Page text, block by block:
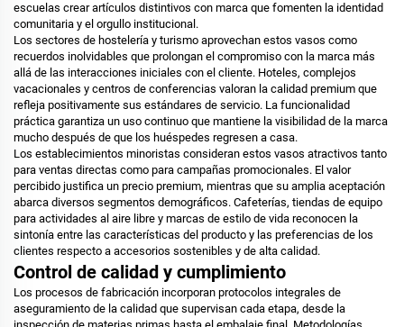
escuelas crear artículos distintivos con marca que fomenten la identidad
comunitaria y el orgullo institucional.
Los sectores de hostelería y turismo aprovechan estos vasos como
recuerdos inolvidables que prolongan el compromiso con la marca más
allá de las interacciones iniciales con el cliente. Hoteles, complejos
vacacionales y centros de conferencias valoran la calidad premium que
refleja positivamente sus estándares de servicio. La funcionalidad
práctica garantiza un uso continuo que mantiene la visibilidad de la marca
mucho después de que los huéspedes regresen a casa.
Los establecimientos minoristas consideran estos vasos atractivos tanto
para ventas directas como para campañas promocionales. El valor
percibido justifica un precio premium, mientras que su amplia aceptación
abarca diversos segmentos demográficos. Cafeterías, tiendas de equipo
para actividades al aire libre y marcas de estilo de vida reconocen la
sintonía entre las características del producto y las preferencias de los
clientes respecto a accesorios sostenibles y de alta calidad.
Control de calidad y cumplimiento
Los procesos de fabricación incorporan protocolos integrales de
aseguramiento de la calidad que supervisan cada etapa, desde la